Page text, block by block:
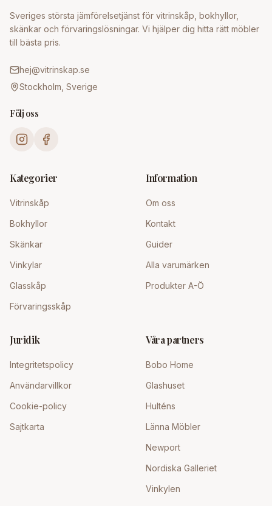
Sveriges största jämförelsetjänst för vitrinskåp, bokhyllor,
skänkar och förvaringslösningar. Vi hjälper dig hitta rätt möbler
till bästa pris.
hej@vitrinskap.se
Stockholm, Sverige
Följ oss
Kategorier
Vitrinskåp
Bokhyllor
Skänkar
Vinkylar
Glasskåp
Förvaringsskåp
Information
Om oss
Kontakt
Guider
Alla varumärken
Produkter A-Ö
Juridik
Integritetspolicy
Användarvillkor
Cookie-policy
Sajtkarta
Våra partners
Bobo Home
Glashuset
Hulténs
Länna Möbler
Newport
Nordiska Galleriet
Vinkylen